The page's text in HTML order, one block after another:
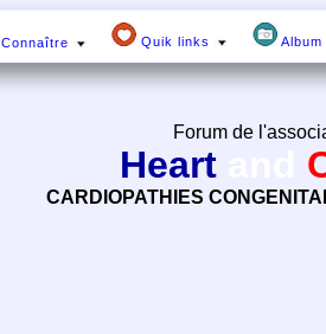
Connaître Quik links Album
Forum de
Heart
CARDIOPATHIES